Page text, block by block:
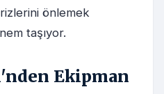
önlemek
taşıyor.
Ekipman